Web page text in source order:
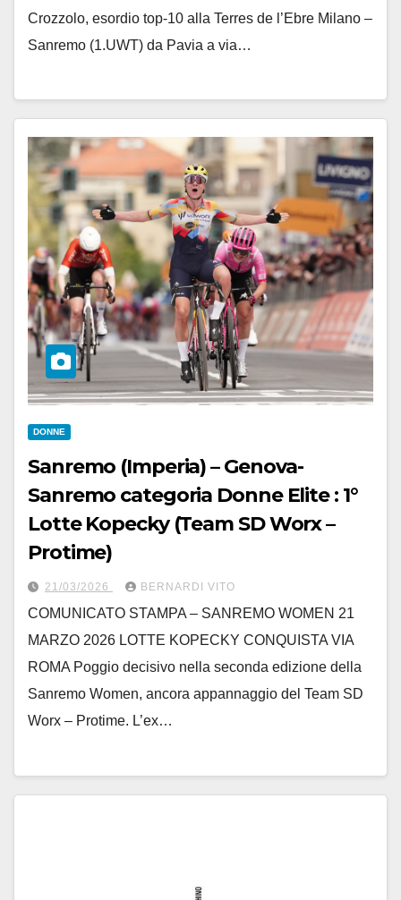
Crozzolo, esordio top-10 alla Terres de l’Ebre Milano –
Sanremo (1.UWT) da Pavia a via…
DONNE
Sanremo (Imperia) – Genova-
Sanremo categoria Donne Elite : 1°
Lotte Kopecky (Team SD Worx –
Protime)
21/03/2026 BERNARDI VITO
COMUNICATO STAMPA – SANREMO WOMEN 21
MARZO 2026 LOTTE KOPECKY CONQUISTA VIA
ROMA Poggio decisivo nella seconda edizione della
Sanremo Women, ancora appannaggio del Team SD
Worx – Protime. L’ex…